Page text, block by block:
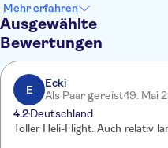
Ihre Crew fliegt Sie an
Park vorbei nach Harlem
University, Grants Grab, in
über die berüchtigte George
Sie sehen die bergigen
ab, um die beliebtesten Teile
beispielsweise Hoboken, den
Sie fliegen auch zum
Mehr erfahren
Ausgewählte
Bewertungen
E
Ecki
Als Paar gereist19. Mai
4.2Deutschland
Toller Heli-Flight. Auch relativ